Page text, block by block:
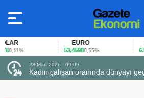
0,11%
EURO
53,45980,55%
23 Mart 2026 - 09:05
Kadın çalışan oranında dünyayı